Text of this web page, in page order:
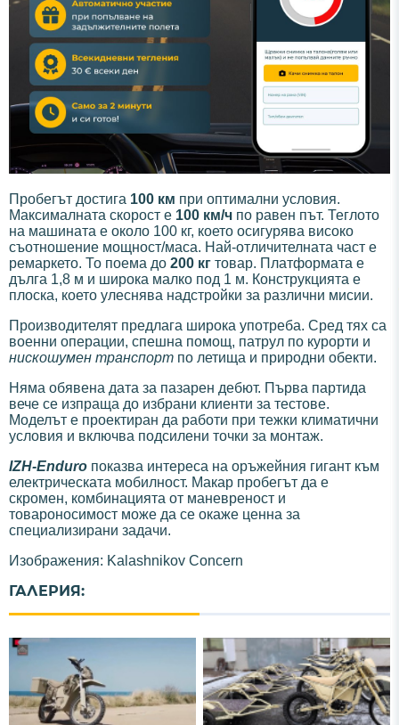
Пробегът достига 100 км при оптимални условия.
Максималната скорост е 100 км/ч по равен път. Теглото
на машината е около 100 кг, което осигурява високо
съотношение мощност/маса. Най-отличителната част е
ремаркето. То поема до 200 кг товар. Платформата е
дълга 1,8 м и широка малко под 1 м. Конструкцията е
плоска, което улеснява надстройки за различни мисии.
Производителят предлага широка употреба. Сред тях са
военни операции, спешна помощ, патрул по курорти и
нискошумен транспорт по летища и природни обекти.
Няма обявена дата за пазарен дебют. Първа партида
вече се изпраща до избрани клиенти за тестове.
Моделът е проектиран да работи при тежки климатични
условия и включва подсилени точки за монтаж.
IZH-Enduro показва интереса на оръжейния гигант към
електрическата мобилност. Макар пробегът да е
скромен, комбинацията от маневреност и
товароносимост може да се окаже ценна за
специализирани задачи.
Изображения: Kalashnikov Concern
ГАЛЕРИЯ: